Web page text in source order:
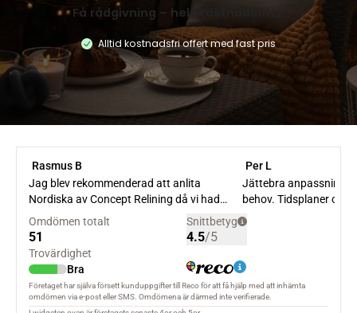
Få rådgivning – helt kostnadsfritt!
Alltid kostnadsfri offert med fast pris